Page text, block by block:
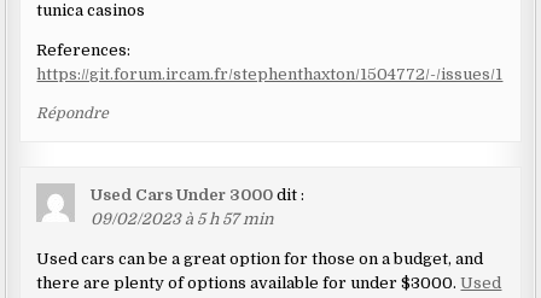
tunica casinos
References:
https://git.forum.ircam.fr/stephenthaxton/1504772/-/issues/1
Répondre
Used Cars Under 3000 dit :
09/02/2023 à 5 h 57 min
Used cars can be a great option for those on a budget, and
there are plenty of options available for under $3000.Used